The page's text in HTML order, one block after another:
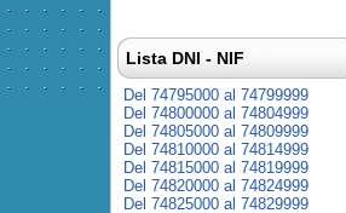
Lista DNI - NIF
Del 74795000 al 74799999
Del 74800000 al 74804999
Del 74805000 al 74809999
Del 74810000 al 74814999
Del 74815000 al 74819999
Del 74820000 al 74824999
Del 74825000 al 74829999